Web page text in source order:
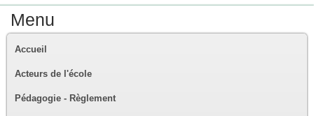
Menu
Accueil
Acteurs de l'école
Pédagogie - Règlement